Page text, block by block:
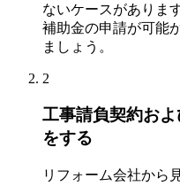
ないケースがありま
補助金の申請が可能
ましょう。
2
工事請負契約お
をする
リフォーム会社から